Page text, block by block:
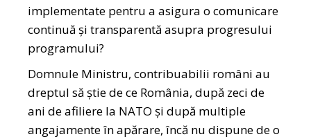
implementate pentru a asigura o comunicare
continuă şi transparentă asupra progresului
programului?
Domnule Ministru, contribuabilii români au
dreptul să ştie de ce România, după zeci de
ani de afiliere la NATO şi după multiple
angajamente în apărare, încă nu dispune de o